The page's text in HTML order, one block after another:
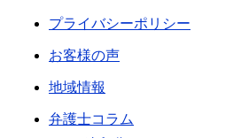
プライバシーポリシー
お客様の声
地域情報
弁護士コラム